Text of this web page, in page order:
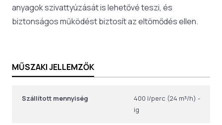
anyagok szivattyúzását is lehetővé teszi, és
biztonságos működést biztosít az eltömődés ellen.
MŰSZAKI JELLEMZŐK
Szállított mennyiség
400 l/perc (24 m³/h) -
ig